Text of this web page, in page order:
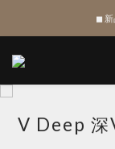
綁
◼︎ 新
V Deep 深